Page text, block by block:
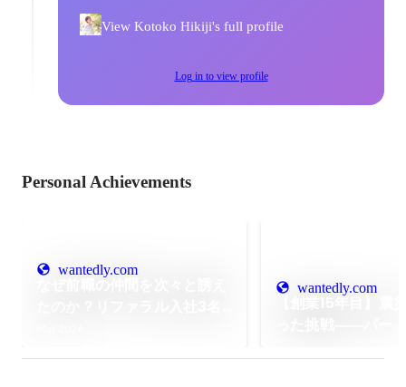
View Kotoko Hikiji's full profile
Log in to view profile
Personal Achievements
wantedly.com
wantedly.com